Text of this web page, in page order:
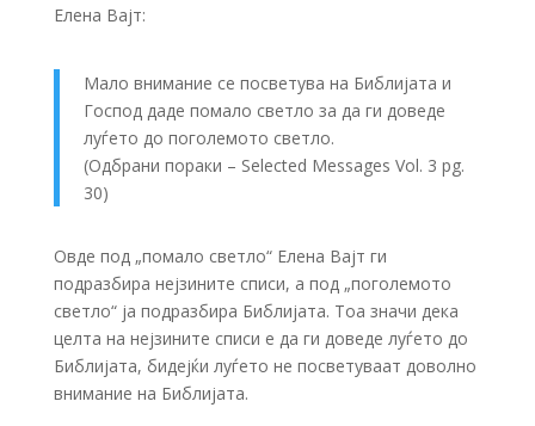
Елена Вајт:
Мало внимание се посветува на Библијата и
Господ даде помало светло за да ги доведе
луѓето до поголемото светло.
(Одбрани пораки – Selected Messages Vol. 3 pg.
30)
Овде под „помало светло“ Елена Вајт ги
подразбира нејзините списи, а под „поголемото
светло“ ја подразбира Библијата. Тоа значи дека
целта на нејзините списи е да ги доведе луѓето до
Библијата, бидејќи луѓето не посветуваат доволно
внимание на Библијата.